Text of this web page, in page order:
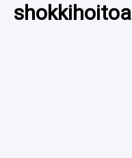
WILMA HELTELÄ
TALVILAJIT
shokkihoitoa